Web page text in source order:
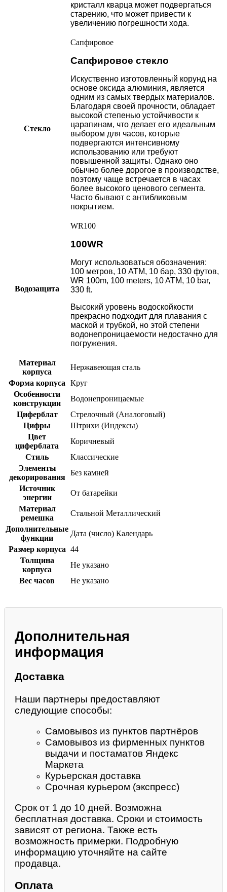
кристалл кварца может подвергаться
старению, что может привести к
увеличению погрешности хода.
Стекло
Сапфировое
Сапфировое стекло
Искуственно изготовленный корунд на
основе оксида алюминия, является
одним из самых твердых материалов.
Благодаря своей прочности, обладает
высокой степенью устойчивости к
царапинам, что делает его идеальным
выбором для часов, которые
подвергаются интенсивному
использованию или требуют
повышенной защиты. Однако оно
обычно более дорогое в производстве,
поэтому чаще встречается в часах
более высокого ценового сегмента.
Часто бывают с антибликовым
покрытием.
Водозащита
WR100
100WR
Могут использоваться обозначения:
100 метров, 10 АТМ, 10 бар, 330 футов,
WR 100m, 100 meters, 10 ATM, 10 bar,
330 ft.
Высокий уровень водоскойкости
прекрасно подходит для плавания с
маской и трубкой, но этой степени
водонепроницаемости недостачно для
погружения.
Материал
корпуса
Нержавеющая сталь
Форма корпуса
Круг
Особенности
конструкции
Водонепроницаемые
Циферблат
Стрелочный (Аналоговый)
Цифры
Штрихи (Индексы)
Цвет
циферблата
Коричневый
Стиль
Классические
Элементы
декорирования
Без камней
Источник
энергии
От батарейки
Материал
ремешка
Стальной Металлический
Дополнительные
функции
Дата (число) Календарь
Размер корпуса 44
Толщина
корпуса
Не указано
Вес часов
Не указано
Дополнительная
информация
Доставка
Наши партнеры предоставляют
следующие способы:
Самовывоз из пунктов партнёров
Самовывоз из фирменных пунктов
выдачи и постаматов Яндекс
Маркета
Курьерская доставка
Срочная курьером (экспресс)
Срок от 1 до 10 дней. Возможна
бесплатная доставка. Сроки и стоимость
зависят от региона. Также есть
возможность примерки. Подробную
информацию уточняйте на сайте
продавца.
Оплата